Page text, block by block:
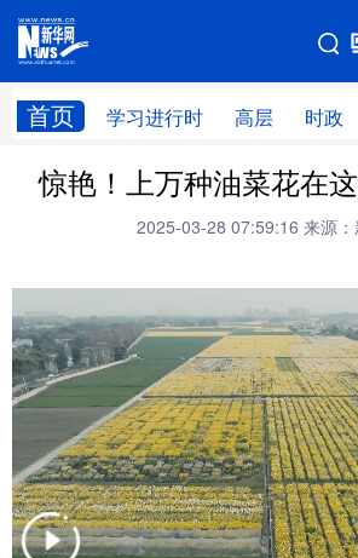
首页 学习进行时 高层 时政
网站地图
学习进行时 高层 时政
财经 网评
科技 科创 量子
文化 书画 健康
访谈 视频 图片
法律 中央文件 金融
食品 人居 信息化
惊艳！上万种油菜花在
2025-03-28 07:59:16 来源：